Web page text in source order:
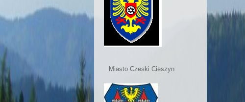
Miasto Czeski Cieszyn